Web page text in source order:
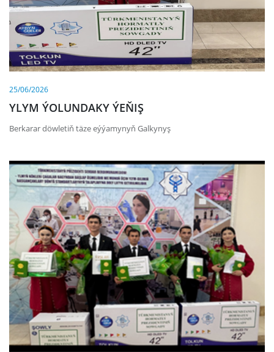
25/06/2026
YLYM ÝOLUNDAKY ÝEŇIŞ
Berkarar döwletiň täze eýýamynyň Galkynyş